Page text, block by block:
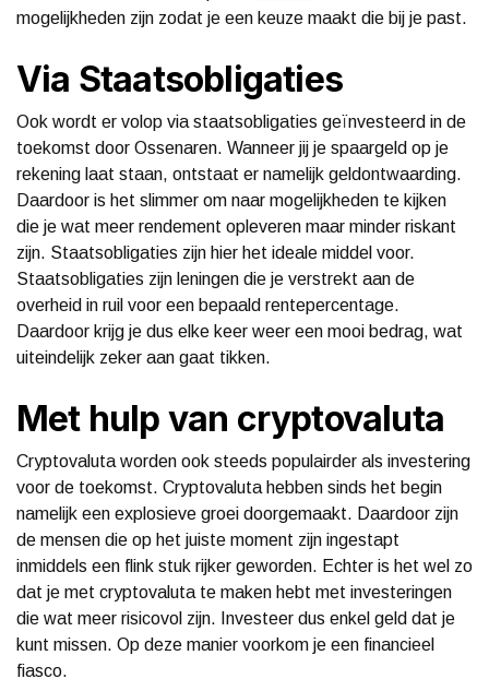
mogelijkheden zijn zodat je een keuze maakt die bij je past.
Via Staatsobligaties
Ook wordt er volop via staatsobligaties geïnvesteerd in de
toekomst door Ossenaren. Wanneer jij je spaargeld op je
rekening laat staan, ontstaat er namelijk geldontwaarding.
Daardoor is het slimmer om naar mogelijkheden te kijken
die je wat meer rendement opleveren maar minder riskant
zijn. Staatsobligaties zijn hier het ideale middel voor.
Staatsobligaties zijn leningen die je verstrekt aan de
overheid in ruil voor een bepaald rentepercentage.
Daardoor krijg je dus elke keer weer een mooi bedrag, wat
uiteindelijk zeker aan gaat tikken.
Met hulp van cryptovaluta
Cryptovaluta worden ook steeds populairder als investering
voor de toekomst. Cryptovaluta hebben sinds het begin
namelijk een explosieve groei doorgemaakt. Daardoor zijn
de mensen die op het juiste moment zijn ingestapt
inmiddels een flink stuk rijker geworden. Echter is het wel zo
dat je met cryptovaluta te maken hebt met investeringen
die wat meer risicovol zijn. Investeer dus enkel geld dat je
kunt missen. Op deze manier voorkom je een financieel
fiasco.